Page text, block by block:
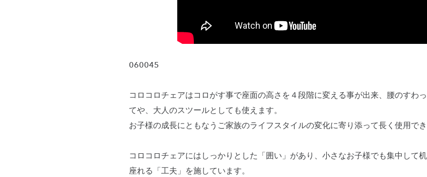
060045
コロコロチェアはコロがす事で座面の高さを４段階に変える事が出来、腰のすわ
てや、大人のスツールとしても使えます。
お子様の成長にともなうご家族のライフスタイルの変化に寄り添って長く使用でき
コロコロチェアにはしっかりとした「囲い」があり、小さなお子様でも集中して
座れる「工夫」を施しています。